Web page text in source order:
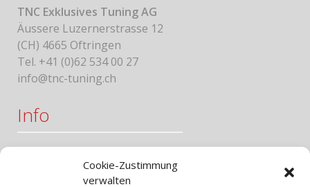
Cookie-Zustimmung
verwalten
TNC Exklusives Tuning AG
Äussere Luzernerstrasse 12
(CH) 4665 Oftringen
Tel. +41 (0)62 534 00 27
info@tnc-tuning.ch
Info